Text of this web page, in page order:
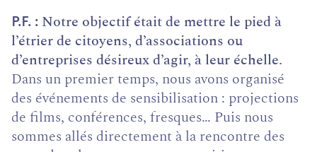
P.F.
Notre objectif était de mettre le pied à
l’étrier de citoyens, d’associations ou
d’entreprises désireux d’agir, à leur échelle.
Dans un premier temps, nous avons organisé
des événements de sensibilisation : projections
de films, conférences, fresques… Puis nous
sommes allés directement à la rencontre des